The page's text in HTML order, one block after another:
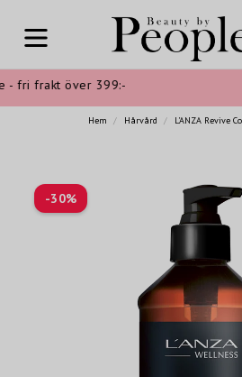
frakt över 399:-
Hem Hårvård L'ANZA Revive
-30%